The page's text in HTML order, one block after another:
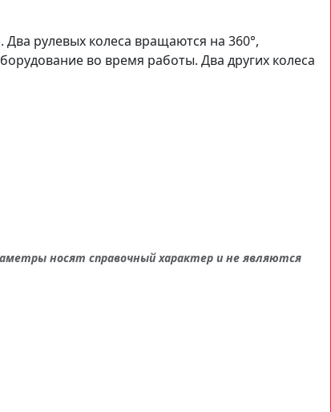
рулевых колеса вращаются на 360°,
во время работы. Два других колеса
носят справочный характер и не являются